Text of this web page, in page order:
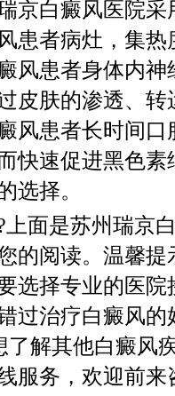
京白癜风医院
患者病灶，集
风患者身体内
皮肤的渗透、转
风患者长时间
快速促进黑色
选择。
面是苏州瑞京
的阅读。温馨
选择专业的医
过治疗白癜风
了解其他白癜风
服务，欢迎前